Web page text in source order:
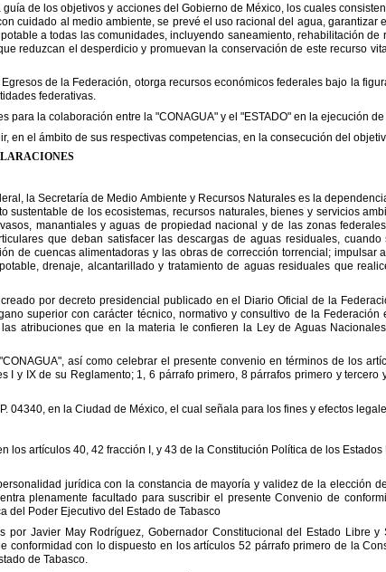
guía de los objetivos y acciones del Gobierno de México, los cuales
cuidado al medio ambiente, se prevé el uso racional del agua, garantizar
potable a todas las comunidades, incluyendo saneamiento, rehabilitación de
reduzcan el desperdicio y promuevan la conservación de este recurso
de la Federación, otorga recursos económicos federales bajo la
federativas.
para la colaboración entre la"CONAGUA" y el"ESTADO" en la ejecución
, en el ámbito de sus respectivas competencias, en la consecución del
la Secretaría de Medio Ambiente y Recursos Naturales es la
sustentable de los ecosistemas, recursos naturales, bienes y servicios
vasos, manantiales y aguas de propiedad nacional y de las zonas
que deban satisfacer las descargas de aguas residuales,
de cuencas alimentadoras y las obras de corrección torrencial; impulsar
drenaje, alcantarillado y tratamiento de aguas residuales que
por decreto presidencial publicado en el Diario Oficial de la
superior con carácter técnico, normativo y consultivo de la Federación
atribuciones que en la materia le confieren la Ley de Aguas
"CONAGUA", así como celebrar el presente convenio en términos de los
I y IX de su Reglamento; 1, 6 párrafo primero, 8 párrafos primero y tercero
04340, en la Ciudad de México, el cual señala para los fines y efectos
los artículos 40, 42 fracción I, y 43 de la Constitución Política de los Estados
jurídica con la constancia de mayoría y validez de la elección de
plenamente facultado para suscribir el presente Convenio de
del
Poder Ejecutivo del Estado de Tabasco
por Javier May Rodríguez, Gobernador Constitucional del Estado Libre y
conformidad con lo dispuesto en los artículos 52 párrafo primero de la
de Tabasco.